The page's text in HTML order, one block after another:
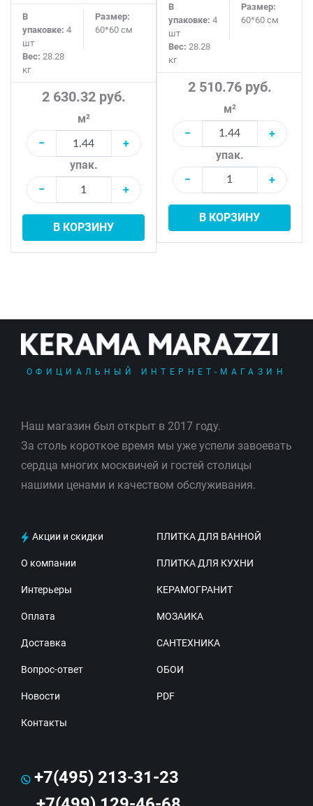
В
упаковке: 4
шт
Размер:
60*60 см
Вес: 28.28
кг
2 630.32 руб.
м²
−
+
упак.
−
+
В КОРЗИНУ
В
упаковке: 4
шт
Размер:
60*60 см
Вес: 28.28
кг
2 510.76 руб.
м²
−
+
упак.
−
+
В КОРЗИНУ
ОФИЦИАЛЬНЫЙ ИНТЕРНЕТ-МАГАЗИН
Наш магазин был открыт в 2017 году.
За столь короткое время мы уже успели завоевать
сердца многих москвичей и гостей столицы
нашими ценами и качеством обслуживания.
Акции и скидки
О компании
Интерьеры
Оплата
Доставка
Вопрос-ответ
Новости
Контакты
ПЛИТКА ДЛЯ ВАННОЙ
ПЛИТКА ДЛЯ КУХНИ
КЕРАМОГРАНИТ
МОЗАИКА
САНТЕХНИКА
ОБОИ
PDF
+7(495) 213-31-23